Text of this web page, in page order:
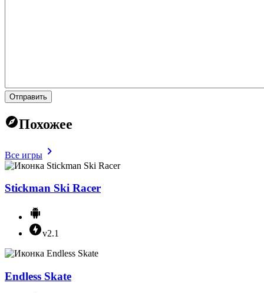
Отправить
Похожее
Все игры
Stickman Ski Racer
v2.1
Endless Skate